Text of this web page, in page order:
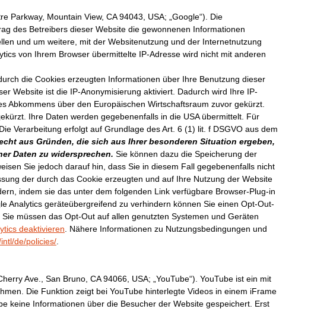
Mountain View, CA 94043, USA; „Google“). Die
des Betreibers dieser Website die gewonnenen Informationen
und um weitere, mit der Websitenutzung und der Internetnutzung
von Ihrem Browser übermittelte IP-Adresse wird nicht mit anderen
die Cookies erzeugten Informationen über Ihre Benutzung dieser
Website ist die IP-Anonymisierung aktiviert. Dadurch wird Ihre IP-
über den Europäischen Wirtschaftsraum zuvor gekürzt.
Ihre Daten werden gegebenenfalls in die USA übermittelt. Für
Verarbeitung erfolgt auf Grundlage des Art. 6 (1) lit. f DSGVO aus dem
aus Gründen, die sich aus Ihrer besonderen Situation ergeben,
Daten zu widersprechen. Sie können dazu die Speicherung der
Sie jedoch darauf hin, dass Sie in diesem Fall gegebenenfalls nicht
der durch das Cookie erzeugten und auf Ihre Nutzung der Website
indem sie das unter dem folgenden Link verfügbare Browser-Plug-in
Analytics geräteübergreifend zu verhindern können Sie einen Opt-Out-
müssen das Opt-Out auf allen genutzten Systemen und Geräten
deaktivieren . Nähere Informationen zu Nutzungsbedingungen und
de/policies/
Ave., San Bruno, CA 94066, USA; „YouTube“). YouTube ist ein mit
Die Funktion zeigt bei YouTube hinterlegte Videos in einem iFrame
keine Informationen über die Besucher der Website gespeichert. Erst